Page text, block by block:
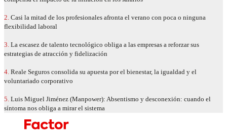
2. Casi la mitad de los profesionales afronta el verano con poca o ninguna
flexibilidad laboral
3. La escasez de talento tecnológico obliga a las empresas a reforzar sus
estrategias de atracción y fidelización
4. Reale Seguros consolida su apuesta por el bienestar, la igualdad y el
voluntariado corporativo
5. Luis Miguel Jiménez (Manpower): Absentismo y desconexión: cuando el
síntoma nos obliga a mirar el sistema